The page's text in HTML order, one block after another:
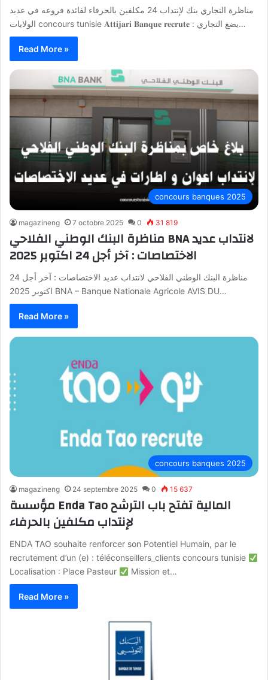
مناظرة التجاري بنك لإنتداب 24 مكلفين بالحرفاء لفائدة فروعه في عديد
الولايات concours tunisie 𝐀𝐭𝐭𝐢𝐣𝐚𝐫𝐢 𝐁𝐚𝐧𝐪𝐮𝐞 𝐫𝐞𝐜𝐫𝐮𝐭𝐞 : يضع التجاري…
Read More »
concours banques 2025
magazineng 7 octobre 2025 0 31 819
مناظرة البنك الوطني الفلاحي BNA لانتداب عديد
الاختصاصات : آخر أجل 24 اكتوبر 2025
مناظرة البنك الوطني الفلاحي لانتداب عديد الاختصاصات : آخر أجل 24
اكتوبر 2025 BNA – Banque Nationale Agricole AVIS DU…
Read More »
concours banques 2025
magazineng 24 septembre 2025 0 15 637
مؤسسة Enda Tao المالية تفتح باب الترشح
لإنتداب مكلفين بالحرفاء
ENDA TAO souhaite renforcer son Potentiel Humain, par le
recrutement d’un (e) : téléconseillers_clients concours tunisie
Localisation : Place Pasteur
Mission et…
Read More »